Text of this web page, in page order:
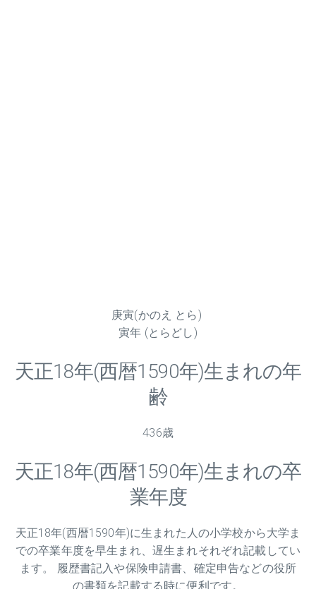
庚寅(かのえ とら)
寅年 (とらどし)
天正18年(西暦1590年)生まれの年
齢
436歳
天正18年(西暦1590年)生まれの卒
業年度
天正18年(西暦1590年)に生まれた人の小学校から大学ま
での卒業年度を早生まれ、遅生まれそれぞれ記載してい
ます。 履歴書記入や保険申請書、確定申告などの役所
の書類を記載する時に便利です。